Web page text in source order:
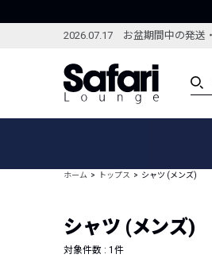
2026.07.17 お盆期間中の発送
ブランドから探す
新着アイテム
編集部のおすすめアイテム
ホーム トップス シャツ (メンズ)
シャツ (メンズ)
対象件数 : 1 件